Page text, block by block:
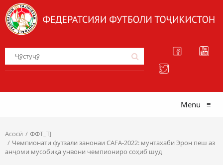
Menu ≡
Асосӣ
ФФТ_TJ
Чемпионати футзали занонаи CAFA-2022: мунтахаби Эрон пеш аз
анҷоми мусобиқа унвони чемпиониро соҳиб шуд